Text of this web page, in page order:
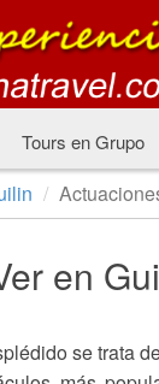
Tours en Grupo
en
se trata